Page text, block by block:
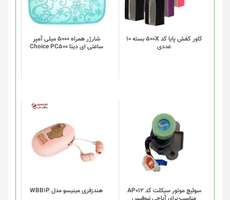
کاور کفش پایا کد 500X بسته 10
عددی
شارژر همراه 5000 میلی آمپر
ساعتی ای دیتا Choice PC500
سوئیچ موتور سیکلت کد AP012
هندزفری مینیسو مدل WBB1P